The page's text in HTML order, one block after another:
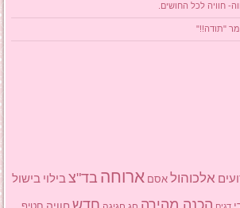
"תודה!!"
אלכוהול אסם ארוחה בד"צ בילוי בישול